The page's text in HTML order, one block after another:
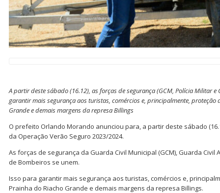
A partir deste sábado (16.12), as forças de segurança (GCM, Polícia Militar
garantir mais segurança aos turistas, comércios e, principalmente, proteção
Grande e demais margens da represa Billings
O prefeito Orlando Morando anunciou para, a partir deste sábado
da Operação Verão Seguro 2023/2024.
As forças de segurança da Guarda Civil Municipal (GCM), Guarda Civil
de Bombeiros se unem.
Isso para garantir mais segurança aos turistas, comércios e,
Prainha do Riacho Grande e demais margens da represa Billings.